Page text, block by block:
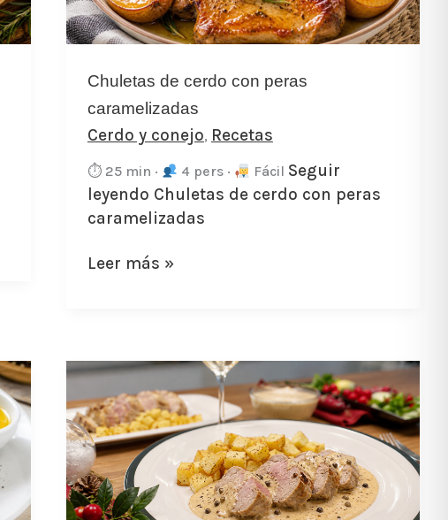
Chuletas de cerdo con peras
caramelizadas
Cerdo y conejo, Recetas
⏱ 25 min · 4 pers · Fácil Seguir
leyendo Chuletas de cerdo con peras
caramelizadas
caramelizadas
Leer más »
Solomillo
a
la
pimienta